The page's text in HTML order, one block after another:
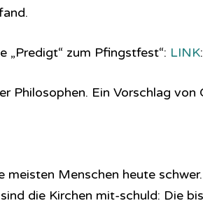
„Predigt“ zum Pfingstfest“: LINK:
Philosophen. Ein Vorschlag von
Menschen heute
die Kirchen mit-schuld: Die